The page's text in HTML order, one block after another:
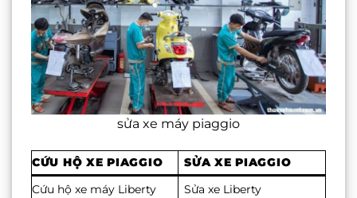
sửa xe máy piaggio
CỨU HỘ XE PIAGGIO
SỬA XE PIAGGIO
Cứu hộ xe máy Liberty
Sửa xe Liberty